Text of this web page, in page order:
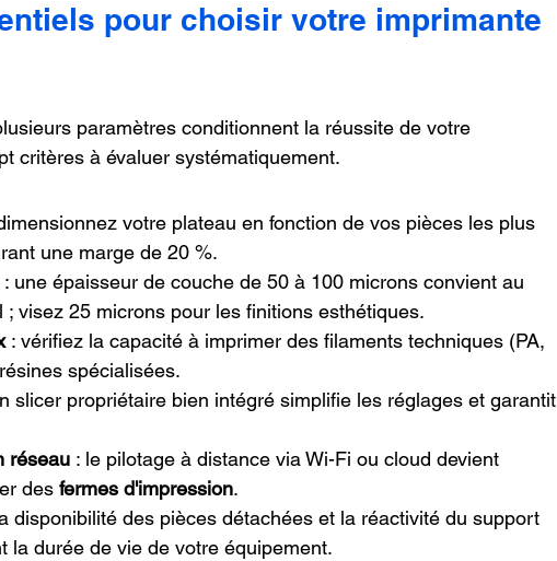
pour choisir votre imprimante
paramètres conditionnent la réussite de votre
critères à évaluer systématiquement.
votre plateau en fonction de vos pièces les plus
une marge de 20 %.
: une épaisseur de couche de 50 à 100 microns convient au
; visez 25 microns pour les finitions esthétiques.
: vérifiez la capacité à imprimer des filaments techniques (PA,
spécialisées.
slicer propriétaire bien intégré simplifie les réglages et garantit
réseau : le pilotage à distance via Wi-Fi ou cloud devient
des fermes d'impression.
disponibilité des pièces détachées et la réactivité du support
la durée de vie de votre équipement.